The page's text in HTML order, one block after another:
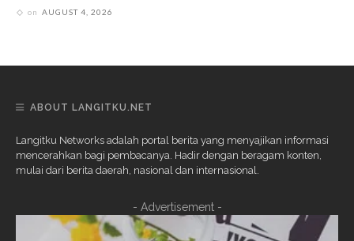
on AUGUST 4, 2026
ABOUT LANGITKU.NET
Langitku Networks adalah portal berita yang menyajikan informasi
mencerahkan bagi pembacanya. Hadir dengan beragam konten,
mulai dari berita daerah, nasional dan internasional.
- Advertisement -